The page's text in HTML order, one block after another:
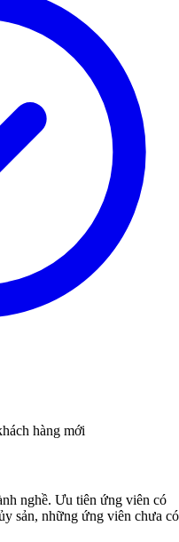
hàng mới
nghề. Ưu tiên ứng viên có
sản, những ứng viên chưa có